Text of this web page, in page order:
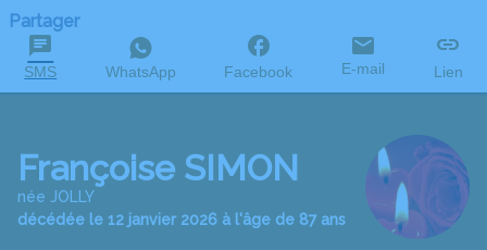
Partager
SMS WhatsApp Facebook E-mail Lien
Françoise SIMON
née JOLLY
décédée le 12 janvier 2026 à l'âge de 87 ans